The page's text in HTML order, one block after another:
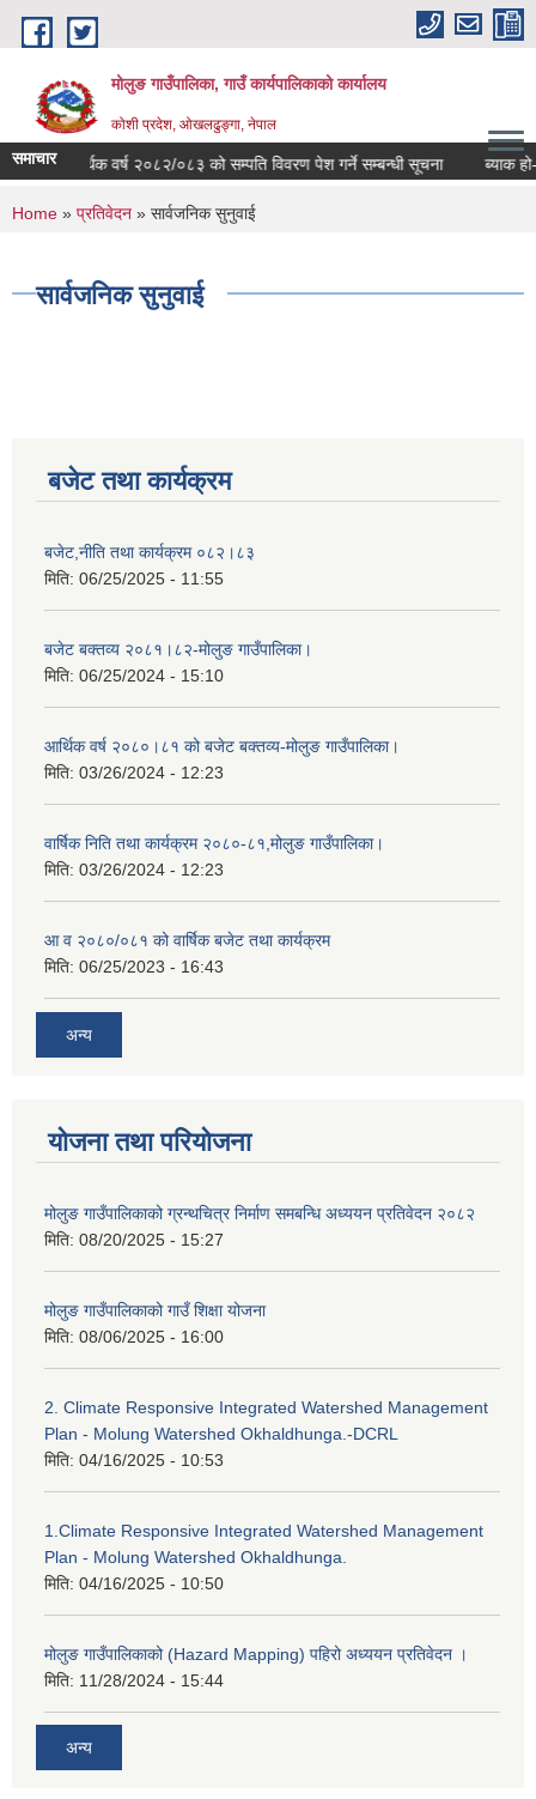
Skip to main content
मोलुङ गाउँपालिका, गाउँ कार्यपालिकाको कार्यालय
कोशी प्रदेश, ओखलढुङ्गा, नेपाल
समाचारआर्थिक वर्ष २०८२/०८३ को सम्पति विवरण पेश गर्ने सम्बन्धी सूचना ब्याक हो-
You are here
Home » प्रतिवेदन » सार्वजनिक सुनुवाई
सार्वजनिक सुनुवाई
बजेट तथा कार्यक्रम
बजेट,नीति तथा कार्यक्रम ०८२।८३
मिति: 06/25/2025 - 11:55
बजेट बक्तव्य २०८१।८२-मोलुङ गाउँपालिका।
मिति: 06/25/2024 - 15:10
आर्थिक वर्ष २०८०।८१ को बजेट बक्तव्य-मोलुङ गाउँपालिका।
मिति: 03/26/2024 - 12:23
वार्षिक निति तथा कार्यक्रम २०८०-८१,मोलुङ गाउँपालिका।
मिति: 03/26/2024 - 12:23
आ व २०८०/०८१ को वार्षिक बजेट तथा कार्यक्रम
मिति: 06/25/2023 - 16:43
अन्य
योजना तथा परियोजना
मोलुङ गाउँपालिकाको ग्रन्थचित्र निर्माण समबन्धि अध्ययन प्रतिवेदन २०८२
मिति: 08/20/2025 - 15:27
मोलुङ गाउँपालिकाको गाउँ शिक्षा योजना
मिति: 08/06/2025 - 16:00
2. Climate Responsive Integrated Watershed Management
Plan - Molung Watershed Okhaldhunga.-DCRL
मिति: 04/16/2025 - 10:53
1.Climate Responsive Integrated Watershed Management
Plan - Molung Watershed Okhaldhunga.
मिति: 04/16/2025 - 10:50
मोलुङ गाउँपालिकाको (Hazard Mapping) पहिरो अध्ययन प्रतिवेदन ।
मिति: 11/28/2024 - 15:44
अन्य